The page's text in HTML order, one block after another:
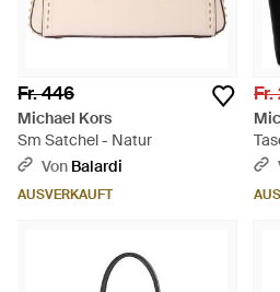
Fr. 446
Michael Kors
Sm Satchel - Natur
Von Balardi
AUSVERKAUFT
Fr.